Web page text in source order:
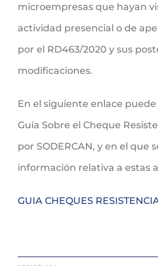
microempresas que hayan
actividad presencial o de
por el RD463/2020 y sus
modificaciones.
En el siguiente enlace
Guía Sobre el Cheque
por SODERCAN, y en el que
información relativa a estas
GUIA CHEQUES